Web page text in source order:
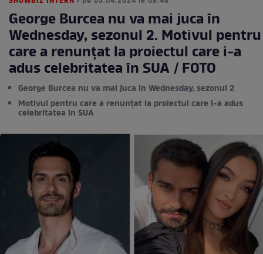
George Burcea nu va mai juca în
Wednesday, sezonul 2. Motivul pentru
care a renunțat la proiectul care i-a
adus celebritatea în SUA / FOTO
George Burcea nu va mai juca în Wednesday, sezonul 2
Motivul pentru care a renunțat la proiectul care i-a adus
celebritatea în SUA